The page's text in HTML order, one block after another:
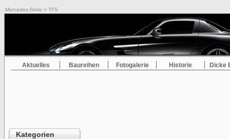
Mercedes-Seite > TFS
Aktuelles Baureihen Fotogalerie Historie Dicke
Kategorien